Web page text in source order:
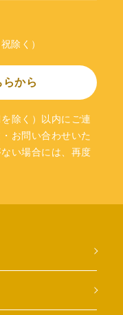
除く）
から
除く）以内にご連
お問い合わせいた
い場合には、再度